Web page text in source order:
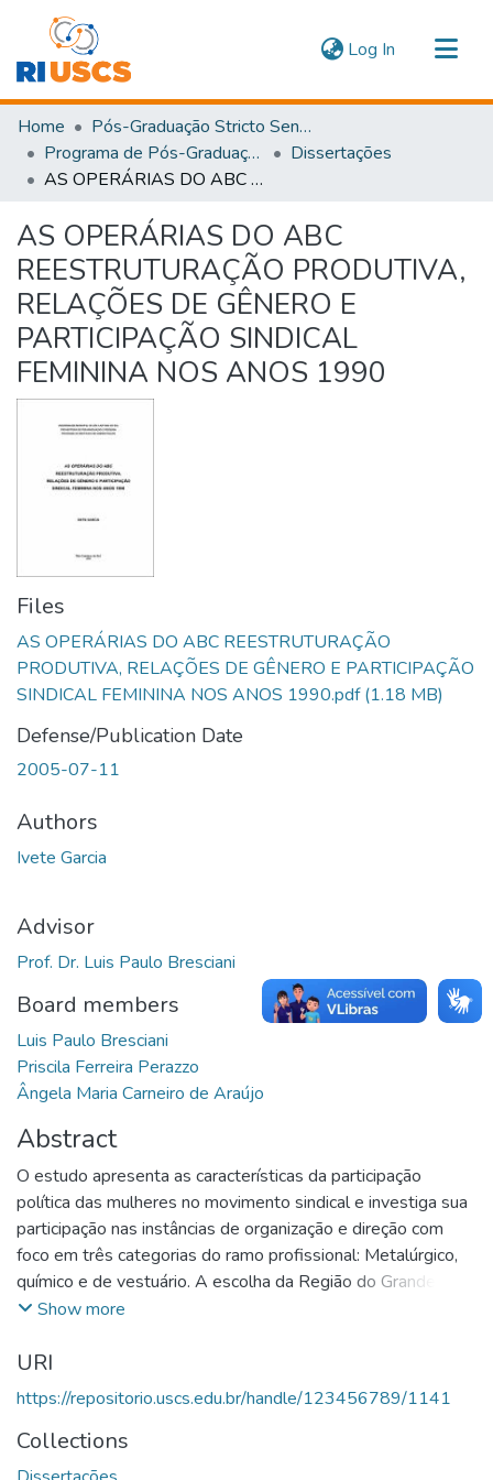
Log In (current)
Communities & Collections
Navigate
Statistics
Home
Pós-Graduação Stricto Sensu
Programa de Pós-Graduação em Administração
Dissertações
AS OPERÁRIAS DO ABC REESTRUTURAÇÃO PRODUTIVA, RELAÇÕES DE GÊNERO E PARTICIPAÇÃO SINDICAL FEMININA NOS ANOS 1990
AS OPERÁRIAS DO ABC
REESTRUTURAÇÃO PRODUTIVA,
RELAÇÕES DE GÊNERO E
PARTICIPAÇÃO SINDICAL
FEMININA NOS ANOS 1990
Files
AS OPERÁRIAS DO ABC REESTRUTURAÇÃO
PRODUTIVA, RELAÇÕES DE GÊNERO E PARTICIPAÇÃO
SINDICAL FEMININA NOS ANOS 1990.pdf(1.18 MB)
Defense/Publication Date
2005-07-11
Authors
Ivete Garcia
Advisor
Prof. Dr. Luis Paulo Bresciani
Board members
Luis Paulo Bresciani
Priscila Ferreira Perazzo
Ângela Maria Carneiro de Araújo
Abstract
O estudo apresenta as características da participação
política das mulheres no movimento sindical e investiga sua
participação nas instâncias de organização e direção com
foco em três categorias do ramo profissional: Metalúrgico,
químico e de vestuário. A escolha da Região do Grande ABC
como cenário da pesquisa se justifica pelo seu peso
movimentos sociais que contribuíram no processo de
redemocratização do País. Procuramos identificar as
possibilidades e os limites do debate das relações de
gênero e sua articulação com as propostas do movimento
de mulheres e com o feminismo no interior dos sindicatos.
Show more
URI
https://repositorio.uscs.edu.br/handle/123456789/1141
Collections